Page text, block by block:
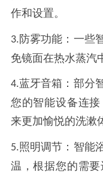
作和设置。
3.防雾功能：一些
免镜面在热水蒸汽
4.蓝牙音箱：部分
您的智能设备连接
来更加愉悦的洗漱
5.照明调节：智能
温，根据您的需